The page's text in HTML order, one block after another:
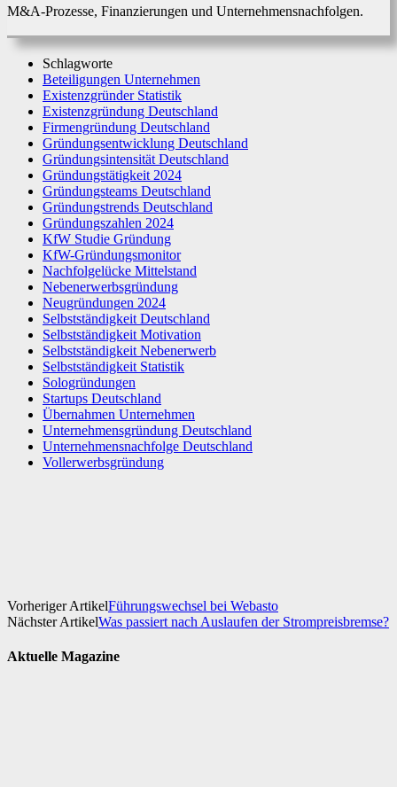
M&A-Prozesse, Finanzierungen und Unternehmensnachfolgen.
Schlagworte
Beteiligungen Unternehmen
Existenzgründer Statistik
Existenzgründung Deutschland
Firmengründung Deutschland
Gründungsentwicklung Deutschland
Gründungsintensität Deutschland
Gründungstätigkeit 2024
Gründungsteams Deutschland
Gründungstrends Deutschland
Gründungszahlen 2024
KfW Studie Gründung
KfW-Gründungsmonitor
Nachfolgelücke Mittelstand
Nebenerwerbsgründung
Neugründungen 2024
Selbstständigkeit Deutschland
Selbstständigkeit Motivation
Selbstständigkeit Nebenerwerb
Selbstständigkeit Statistik
Sologründungen
Startups Deutschland
Übernahmen Unternehmen
Unternehmensgründung Deutschland
Unternehmensnachfolge Deutschland
Vollerwerbsgründung
Vorheriger ArtikelFührungswechsel bei Webasto
Nächster ArtikelWas passiert nach Auslaufen der Strompreisbremse?
Aktuelle Magazine